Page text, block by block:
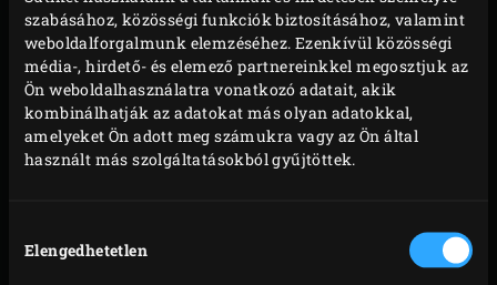
szabásához, közösségi funkciók biztosításához, valamint
weboldalforgalmunk elemzéséhez. Ezenkívül közösségi
média-, hirdető- és elemező partnereinkkel megosztjuk az
Ön weboldalhasználatra vonatkozó adatait, akik
kombinálhatják az adatokat más olyan adatokkal,
amelyeket Ön adott meg számukra vagy az Ön által
használt más szolgáltatásokból gyűjtöttek.
kiválasztása
Elengedhetetlen
nézve.